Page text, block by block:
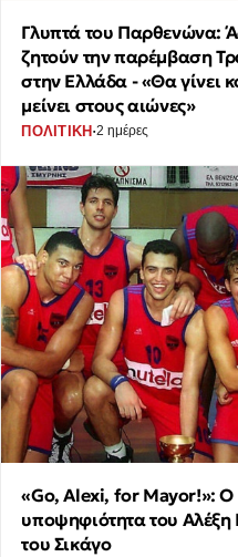
Γλυπτά του Παρθενώνα:
ζητούν την παρέμβαση
στην Ελλάδα - «Θα γίνει
μείνει στους αιώνες»
ΠΟΛΙΤΙΚΗ·2 ημέρες
«Go, Alexi, for Mayor!»: Ο
υποψηφιότητα του Αλέξη
του Σικάγο